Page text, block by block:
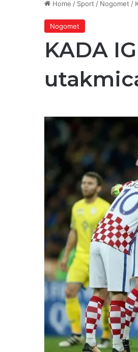
Home / Sport / Nogomet /
Nogomet
KADA